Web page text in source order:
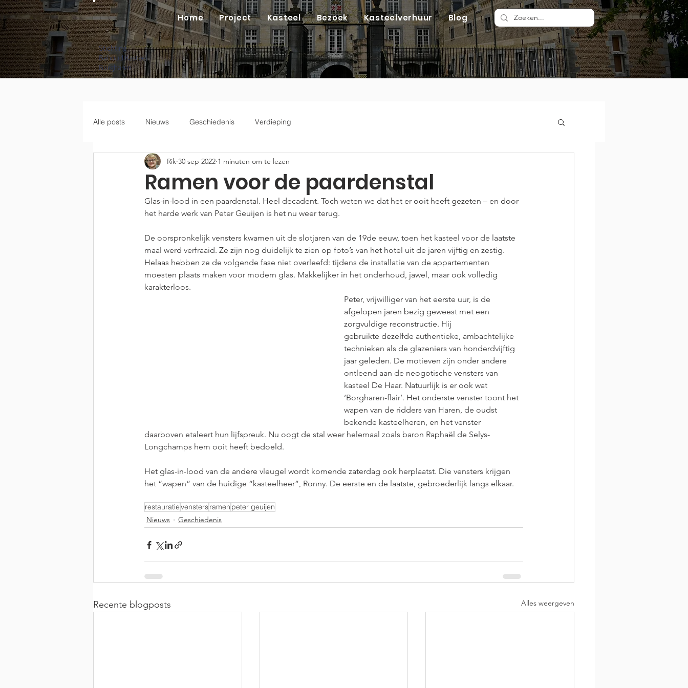
Stichting
Behoud Kasteel
Borgharen
Home Project Kasteel Bezoek Kasteelverhuur Blog
Alle posts Nieuws Geschiedenis Verdieping
Ramen voor de paardenstal
Rik 30 sep 2022 1 minuten om te lezen
Glas-in-lood in een paardenstal. Heel decadent. Toch weten we dat het er ooit heeft gezeten – en door
het harde werk van Peter Geuijen is het nu weer terug.
De oorspronkelijk vensters kwamen uit de slotjaren van de 19de eeuw, toen het kasteel voor de laatste
maal werd verfraaid. Ze zijn nog duidelijk te zien op foto’s van het hotel uit de jaren vijftig en zestig.
Helaas hebben ze de volgende fase niet overleefd: tijdens de installatie van de appartementen
moesten plaats maken voor modern glas. Makkelijker in het onderhoud, jawel, maar ook volledig
karakterloos.
Peter, vrijwilliger van het eerste uur, is de
afgelopen jaren bezig geweest met een
zorgvuldige reconstructie. Hij
gebruikte dezelfde authentieke, ambachtelijke
technieken als de glazeniers van honderdvijftig
jaar geleden. De motieven zijn onder andere
ontleend aan de neogotische vensters van
kasteel De Haar. Natuurlijk is er ook wat
‘Borgharen-flair’. Het onderste venster toont het
wapen van de ridders van Haren, de oudst
bekende kasteelheren, en het venster
daarboven etaleert hun lijfspreuk. Nu oogt de stal weer helemaal zoals baron Raphaël de Selys-
Longchamps hem ooit heeft bedoeld.
Het glas-in-lood van de andere vleugel wordt komende zaterdag ook herplaatst. Die vensters krijgen
het “wapen” van de huidige “kasteelheer”, Ronny. De eerste en de laatste, gebroederlijk langs elkaar.
restauratievenstersramen peter geuijen
Nieuws
Geschiedenis
Recente blogposts Alles weergeven